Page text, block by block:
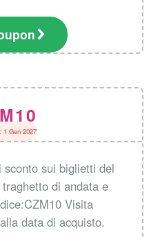
1 Gen 2027
sui biglietti del
di andata e
Visita
data di acquisto.